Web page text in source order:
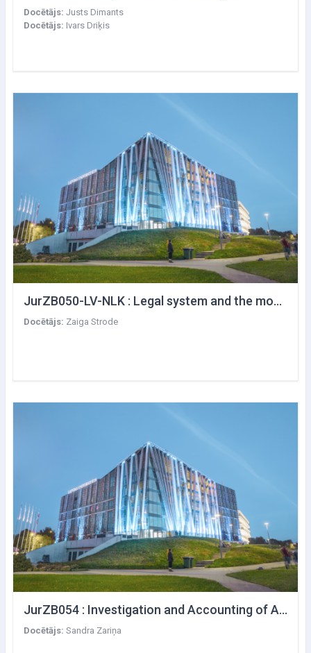
Docētājs: Justs Dimants
Docētājs: Ivars Driķis
JurZB050-LV-NLK : Legal system and the most important aspects of labour law
Docētājs: Zaiga Strode
JurZB054 : Investigation and Accounting of Accidents at Work
Docētājs: Sandra Zariņa